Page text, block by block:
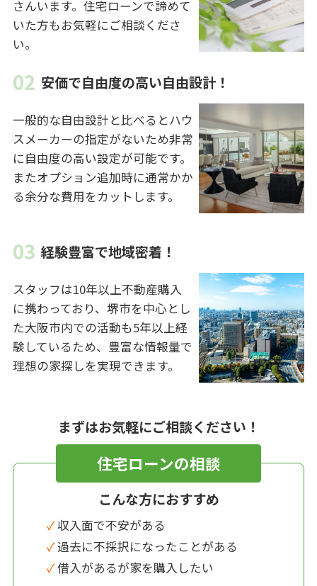
さんいます。住宅ローンで諦めて
いた方もお気軽にご相談くださ
い。
安価で自由度の高い自由設計！
一般的な自由設計と比べるとハウ
スメーカーの指定がないため非常
に自由度の高い設定が可能です。
またオプション追加時に通常かか
る余分な費用をカットします。
経験豊富で地域密着！
スタッフは10年以上不動産購入
に携わっており、堺市を中心とし
た大阪市内での活動も5年以上経
験しているため、豊富な情報量で
理想の家探しを実現できます。
まずはお気軽にご相談ください！
住宅ローンの相談
こんな方におすすめ
✓ 収入面で不安がある
✓ 過去に不採択になったことがある
✓ 借入があるが家を購入したい